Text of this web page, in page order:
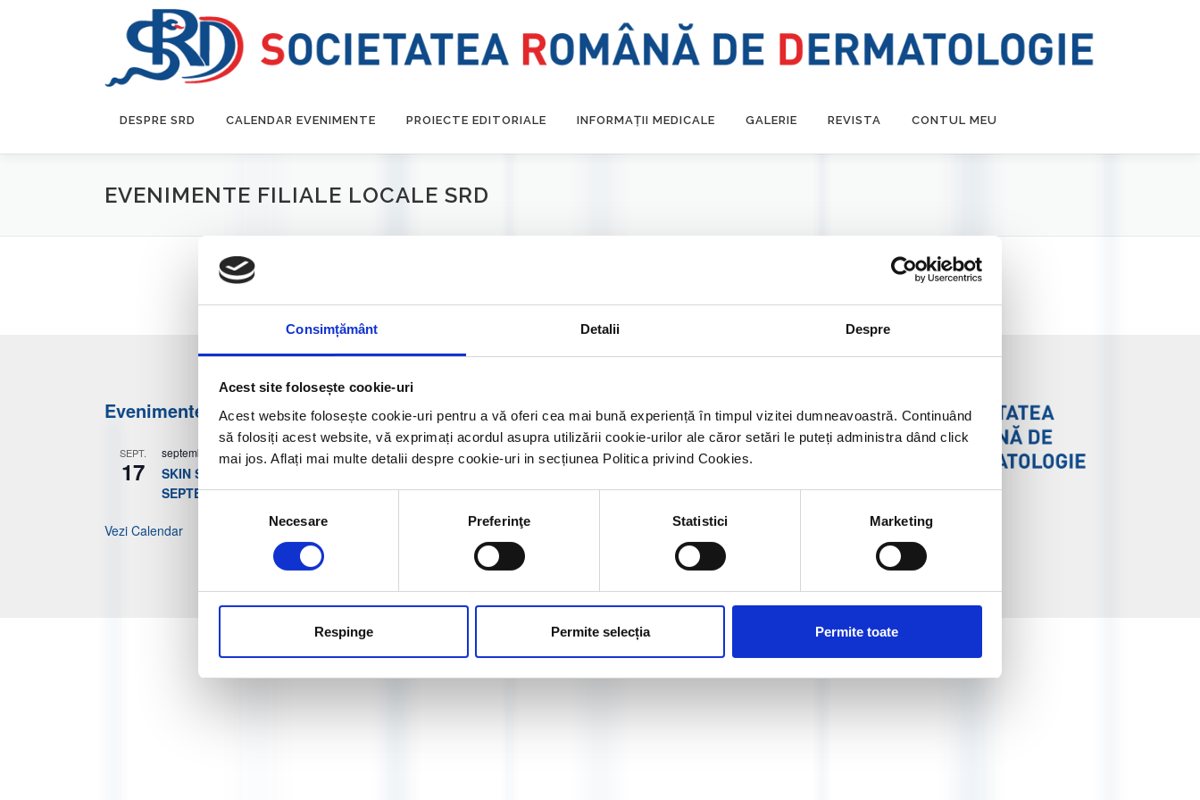
Consimțământ Detalii Despre
Acest site folosește cookie-uri
Acest website folosește cookie-uri pentru a vă oferi cea mai bună experiență în timpul vizitei dumneavoastră. Continuând
să folosiți acest website, vă exprimați acordul asupra utilizării cookie-urilor ale căror setări le puteți administra dând click
mai jos. Aflați mai multe detalii despre cookie-uri in secțiunea Politica privind Cookies.
Selecția
consimțământului
Necesare Preferinţe Statistici Marketing
Respinge Permite selecția Permite toate
DESPRE SRD CALENDAR EVENIMENTE PROIECTE EDITORIALE INFORMAȚII MEDICALE GALERIE REVISTA CONTUL MEU
EVENIMENTE FILIALE LOCALE SRD
Evenimente viitoare
SEPT.
17
septembrie 17 -septembrie 19
SKIN SUMMIT BUCURESTI – 17-19
SEPTEMBRIE 2026
Vezi Calendar
CONTACT
POLITICA DE CONFIDENȚIALITATE